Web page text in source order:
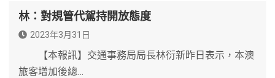
林：對規管代駕持開放態度
2023年3月31日
【本報訊】交通事務局局長林衍新昨日表示，本澳
旅客增加後總…